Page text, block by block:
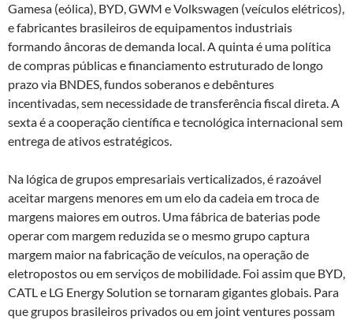
Gamesa (eólica), BYD, GWM e Volkswagen (veículos elétricos),
e fabricantes brasileiros de equipamentos industriais
formando âncoras de demanda local. A quinta é uma política
de compras públicas e financiamento estruturado de longo
prazo via BNDES, fundos soberanos e debêntures
incentivadas, sem necessidade de transferência fiscal direta. A
sexta é a cooperação científica e tecnológica internacional sem
entrega de ativos estratégicos.
Na lógica de grupos empresariais verticalizados, é razoável
aceitar margens menores em um elo da cadeia em troca de
margens maiores em outros. Uma fábrica de baterias pode
operar com margem reduzida se o mesmo grupo captura
margem maior na fabricação de veículos, na operação de
eletropostos ou em serviços de mobilidade. Foi assim que BYD,
CATL e LG Energy Solution se tornaram gigantes globais. Para
que grupos brasileiros privados ou em joint ventures possam